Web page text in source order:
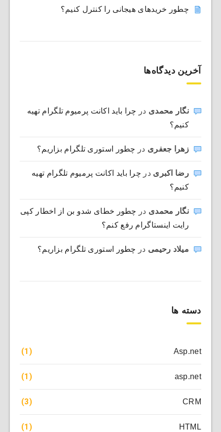
چطور خریدهای هیجانی را کنترل کنیم؟
آخرین دیدگاه‌ها
نگار محمدی در
چرا باید اکانت پرمیوم تلگرام تهیه
کنیم؟
زهرا جعفری در چطور استوری تلگرام بزاریم؟
رضا اکبری در چرا باید اکانت پرمیوم تلگرام تهیه
کنیم؟
نگار محمدی در
چطور خطای شدو بن از اخطار کپی
رایت اینستاگرام رفع کنم؟
میلاد رحیمی در چطور استوری تلگرام بزاریم؟
دسته ها
Asp.net
(1)
asp.net
(1)
CRM
(3)
HTML
(1)